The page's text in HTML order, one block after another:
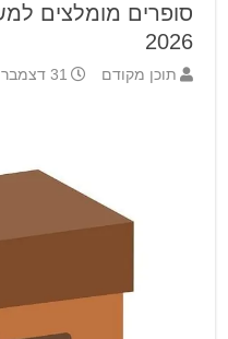
סופרים מומלצים
2026
תוכן מקודם 31 דצמבר 2025 9:19